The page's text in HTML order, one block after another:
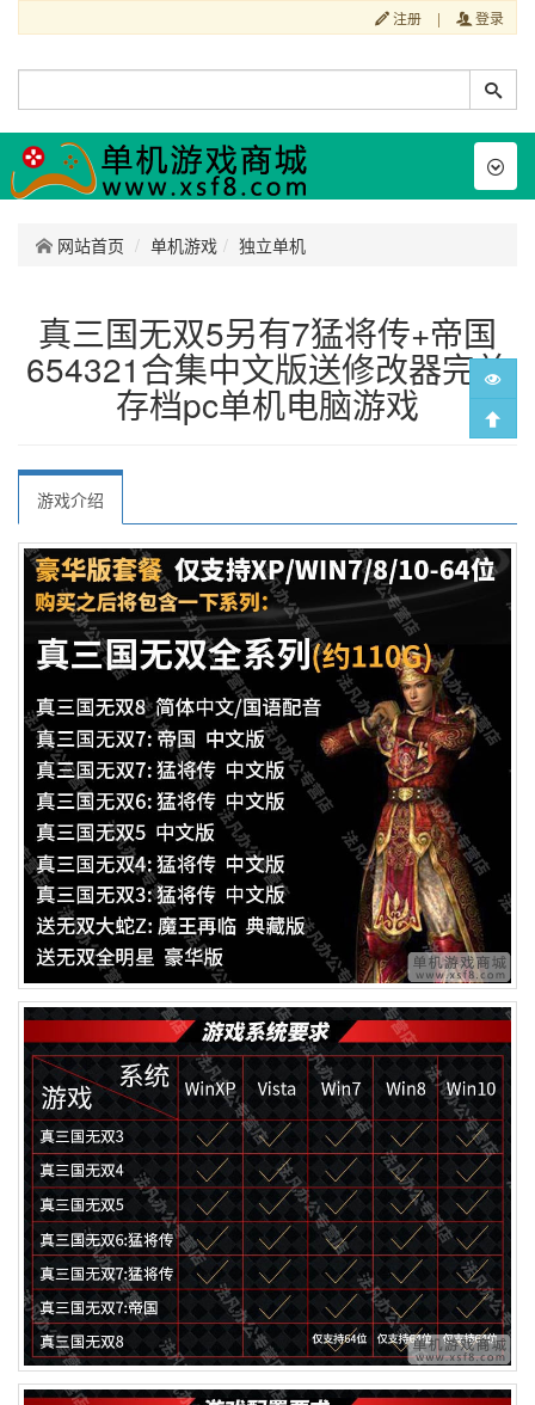
注册 | 登录
网站首页 单机游戏 独立单机
真三国无双5另有7猛将传+帝国
654321合集中文版送修改器完美
存档pc单机电脑游戏
游戏介绍